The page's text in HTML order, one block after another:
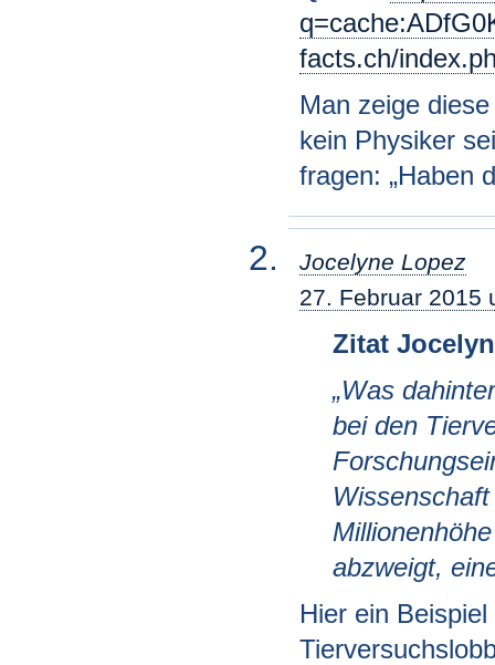
facts.ch/
Man zeige
kein Physiker
fragen: „Haben
Jocelyne Lopez
27. Februar 2015
Zitat
„Was
bei den
abzweigt,
Hier ein